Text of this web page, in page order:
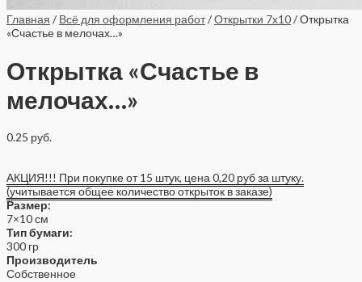
Главная / Всё для оформления работ/Открытки 7x10/ Открытка
«Счастье в мелочах…»
Открытка «Счастье в
мелочах…»
0.25 руб.
АКЦИЯ!!! При покупке от 15 штук, цена 0,20 руб за штуку.
(учитывается общее количество открыток в заказе)
Размер:
7×10 см
Тип бумаги:
300 гр
Производитель
Собственное